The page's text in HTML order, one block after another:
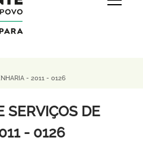
- 2011 - 0126
SERVIÇOS DE
- 0126